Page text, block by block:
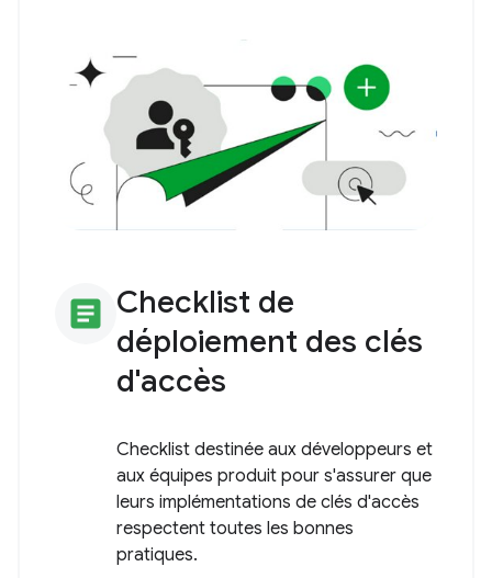
article Checklist de
déploiement des clés
d'accès
Checklist destinée aux développeurs et
aux équipes produit pour s'assurer que
leurs implémentations de clés d'accès
respectent toutes les bonnes
pratiques.